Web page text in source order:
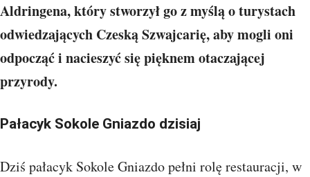
Aldringena, który stworzył go z myślą o turystach
odwiedzających Czeską Szwajcarię, aby mogli oni
odpocząć i nacieszyć się pięknem otaczającej
przyrody.
Pałacyk Sokole Gniazdo dzisiaj
Dziś pałacyk Sokole Gniazdo pełni rolę restauracji, w